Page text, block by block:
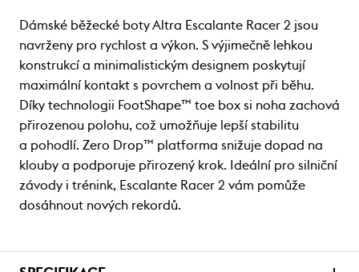
Dámské běžecké boty Altra Escalante Racer 2 jsou
navrženy pro rychlost a výkon. S výjimečně lehkou
konstrukcí a minimalistickým designem poskytují
maximální kontakt s povrchem a volnost při běhu.
Díky technologii FootShape™ toe box si noha zachová
přirozenou polohu, což umožňuje lepší stabilitu
a pohodlí. Zero Drop™ platforma snižuje dopad na
klouby a podporuje přirozený krok. Ideální pro silniční
závody i trénink, Escalante Racer 2 vám pomůže
dosáhnout nových rekordů.